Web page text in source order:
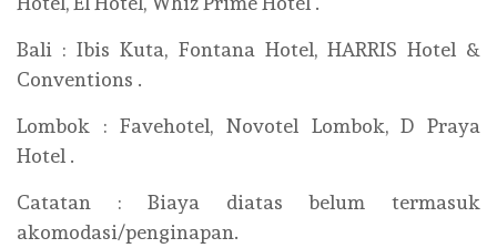
Bali : Ibis Kuta, Fontana Hotel, HARRIS Hotel &
Conventions .
Lombok : Favehotel, Novotel Lombok, D Praya
Hotel .
Catatan : Biaya diatas belum termasuk
akomodasi/penginapan.